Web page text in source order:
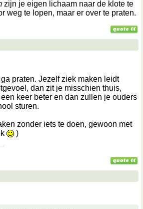
zijn je eigen lichaam naar de klote te
weg te lopen, maar er over te praten.
praten. Jezelf ziek maken leidt
dan zit je misschien thuis,
keer beter en dan zullen je ouders
sturen.
zonder iets te doen, gewoon met
)